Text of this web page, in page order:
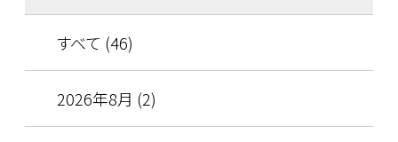
すべて (46)
2026年8月 (2)